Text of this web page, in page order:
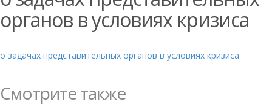
органов в условиях кризиса
о задачах представительных органов в условиях кризиса
Смотрите также